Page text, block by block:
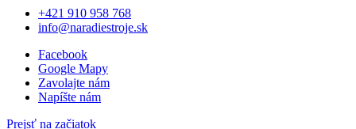
+421 910 958 768
info@naradiestroje.sk
Facebook
Google Mapy
Zavolajte nám
Napíšte nám
Prejsť na začiatok